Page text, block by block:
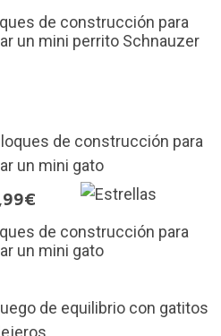
de construcción para
un mini perrito Schnauzer
de construcción para
un mini gato